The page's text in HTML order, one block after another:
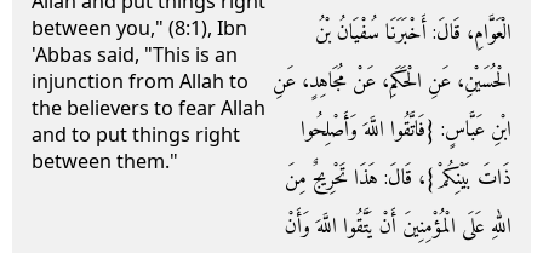
between you," (8:1), Ibn
'Abbas said, "This is an
injunction from Allah to
the believers to fear Allah
and to put things right
between them."
الْعَوَّامِ، قَالَ‏:‏ أَخْبَرَنَا سُفْيَانُ بْنُ
الْحُسَيْنِ، عَنِ الْحَكَمِ، عَنْ مُجَاهِدٍ، عَنِ
ابْنِ عَبَّاسٍ‏:‏ ‏{‏فَاتَّقُوا اللَّهَ وَأَصْلِحُوا
ذَاتَ بَيْنِكُمْ‏}‏، قَالَ‏:‏ هَذَا تَحْرِيجٌ مِنَ
اللهِ عَلَى الْمُؤْمِنِينَ أَنْ يَتَّقُوا اللَّهَ وَأَنْ